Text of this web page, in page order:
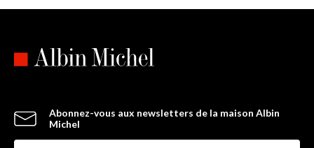
Abonnez-vous aux newsletters de la maison Albin
Michel